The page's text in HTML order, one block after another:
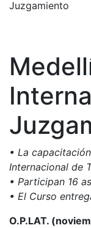
Juzgamiento
• La
Internacional de
• Participan 16
• El Curso
O.P.LAT.